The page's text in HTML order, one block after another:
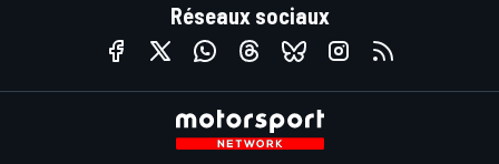
Réseaux sociaux